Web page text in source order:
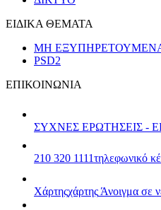
ΕΙΔΙΚΑ ΘΕΜΑΤΑ
ΜΗ
PSD2
ΕΠΙΚΟΙΝΩΝΙΑ
ΣΥΧΝΕΣ ΕΡΩΤΗΣΕΙΣ -
210 320 1111τηλεφωνικό
Χάρτηςχάρτης Άνοιγμα σε